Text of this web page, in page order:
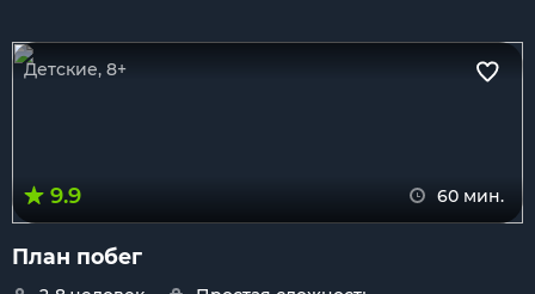
Детские, 8+
9.9 60 мин.
План побег